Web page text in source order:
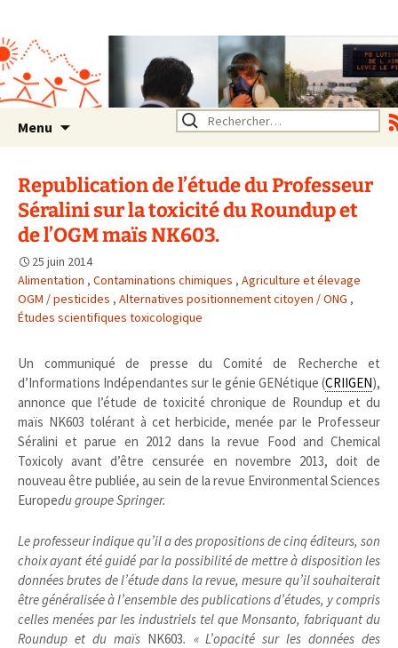
Rhône Alpes
Un environnement sain pour
la santé de tous
Menu Rechercher :
Republication de l’étude du Professeur
Séralini sur la toxicité du Roundup et
de l’OGM maïs NK603.
25 juin 2014
Alimentation , Contaminations chimiques , Agriculture et élevage
OGM / pesticides , Alternatives positionnement citoyen / ONG ,
Études scientifiques toxicologique
Un communiqué de presse du Comité de Recherche et
d’Informations Indépendantes sur le génie GENétique (CRIIGEN),
annonce que l’étude de toxicité chronique de Roundup et du
maïs NK603 tolérant à cet herbicide, menée par le Professeur
Séralini et parue en 2012 dans la revue Food and Chemical
Toxicoly avant d’être censurée en novembre 2013, doit de
nouveau être publiée, au sein de la revue Environmental Sciences
Europedu groupe Springer.
Le professeur indique qu’il a des propositions de cinq éditeurs, son
choix ayant été guidé par la possibilité de mettre à disposition les
données brutes de l’étude dans la revue, mesure qu’il souhaiterait
être généralisée à l’ensemble des publications d’études, y compris
celles menées par les industriels tel que Monsanto, fabriquant du
Roundup et du maïs NK603. « L’opacité sur les données des